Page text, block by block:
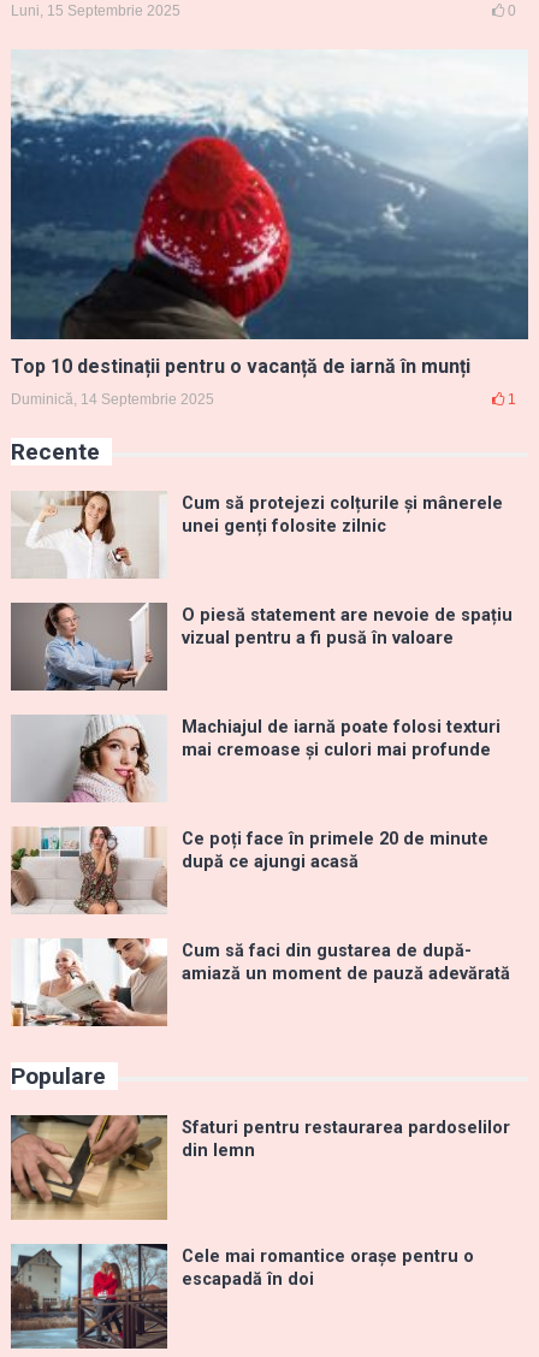
Luni, 15 Septembrie 2025 0
Top 10 destinații pentru o vacanță de iarnă în munți
Duminică, 14 Septembrie 2025 1
Recente
Cum să protejezi colțurile și mânerele
unei genți folosite zilnic
O piesă statement are nevoie de spațiu
vizual pentru a fi pusă în valoare
Machiajul de iarnă poate folosi texturi
mai cremoase și culori mai profunde
Ce poți face în primele 20 de minute
după ce ajungi acasă
Cum să faci din gustarea de după-
amiază un moment de pauză adevărată
Populare
Sfaturi pentru restaurarea pardoselilor
din lemn
Cele mai romantice orașe pentru o
escapadă în doi